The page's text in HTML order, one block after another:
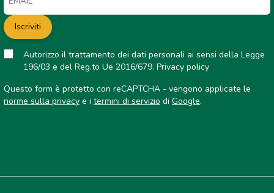
Iscriviti
Autorizzo il trattamento dei dati personali ai sensi della Legge
196/03 e del Reg.to Ue 2016/679. Privacy policy
Questo form è protetto con reCAPTCHA - vengono applicate le
norme sulla privacy e i termini di servizio di Google.